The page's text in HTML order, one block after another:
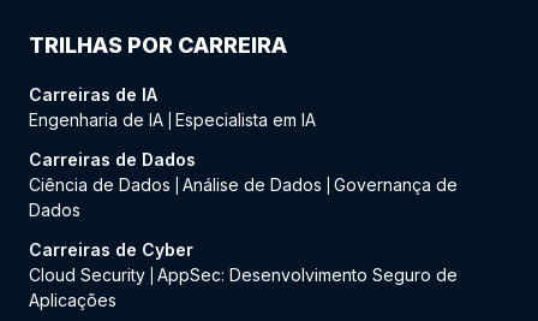
TRILHAS POR CARREIRA
Carreiras de IA
Engenharia de IA Especialista em IA
Carreiras de Dados
Ciência de Dados
Análise de Dados
Governança de
Dados
Carreiras de Cyber
Cloud Security AppSec: Desenvolvimento Seguro de
Aplicações